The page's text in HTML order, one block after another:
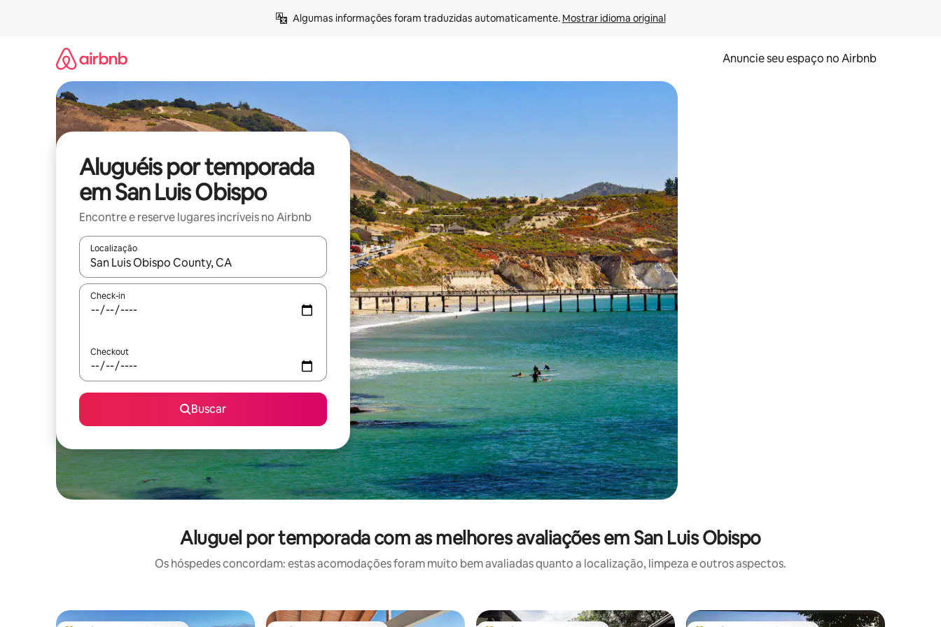
Algumas informações foram traduzidas automaticamente. Mostrar idioma original
Anuncie seu espaço no Airbnb
Aluguéis por temporada
em San Luis Obispo
Encontre e reserve lugares incríveis no Airbnb
Localização
Quando os resultados estiverem disponíveis, explore-os usando as seta para cima e para baixo do teclado ou tocando e deslizando o dedo na tela.
Check-in
Checkout
Buscar
Aluguel por temporada com as melhores avaliações em San Luis Obispo
Os hóspedes concordam: estas acomodações foram muito bem avaliadas quanto a localização, limpeza e outros aspectos.